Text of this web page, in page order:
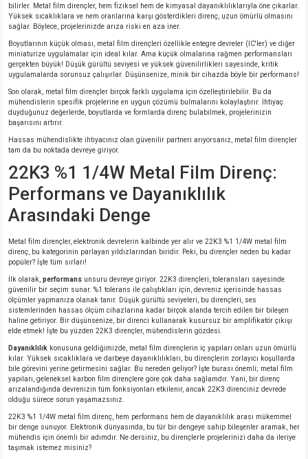
Tipi Kondansatör
Kondansatör
1206 Kılıf
402 Kılıf
603 Kılıf
805 Kılıf
Kılıf
Kılıf
bilirler. Metal film dirençler, hem fiziksel hem de kimyasal dayanıklılıklarıyla öne çıkarlar.
Yüksek sıcaklıklara ve nem oranlarına karşı gösterdikleri direnç, uzun ömürlü olmasını
sağlar. Böylece, projelerinizde arıza riski en aza iner.
Boyutlarının küçük olması, metal film dirençleri özellikle entegre devreler (IC'ler) ve diğer
miniaturize uygulamalar için ideal kılar. Ama küçük olmalarına rağmen performansları
gerçekten büyük! Düşük gürültü seviyesi ve yüksek güvenilirlikleri sayesinde, kritik
uygulamalarda sorunsuz çalışırlar. Düşünsenize, minik bir cihazda böyle bir performans!
Son olarak, metal film dirençler birçok farklı uygulama için özelleştirilebilir. Bu da
mühendislerin spesifik projelerine en uygun çözümü bulmalarını kolaylaştırır. İhtiyaç
duyduğunuz değerlerde, boyutlarda ve formlarda direnç bulabilmek, projelerinizin
başarısını artırır.
Hassas mühendislikte ihtiyacınız olan güvenilir partneri arıyorsanız, metal film dirençler
tam da bu noktada devreye giriyor.
22K3 %1 1/4W Metal Film Direnç:
Performans ve Dayanıklılık
Arasındaki Denge
Metal film dirençler, elektronik devrelerin kalbinde yer alır ve 22K3 %1 1/4W metal film
direnç, bu kategorinin parlayan yıldızlarından biridir. Peki, bu dirençler neden bu kadar
popüler? İşte tüm sırları!
İlk olarak, performans unsuru devreye giriyor. 22K3 dirençleri, toleransları sayesinde
güvenilir bir seçim sunar. %1 tolerans ile çalıştıkları için, devreniz içerisinde hassas
ölçümler yapmanıza olanak tanır. Düşük gürültü seviyeleri, bu dirençleri, ses
sistemlerinden hassas ölçüm cihazlarına kadar birçok alanda tercih edilen bir bileşen
haline getiriyor. Bir düşünsenize, bir direnci kullanarak kusursuz bir amplifikatör çıkışı
elde etmek! İşte bu yüzden 22K3 dirençler, mühendislerin gözdesi.
Dayanıklılık konusuna geldiğimizde, metal film dirençlerin iç yapıları onları uzun ömürlü
kılar. Yüksek sıcaklıklara ve darbeye dayanıklılıkları, bu dirençlerin zorlayıcı koşullarda
bile görevini yerine getirmesini sağlar. Bu nereden geliyor? İşte burası önemli; metal film
yapıları, geleneksel karbon film dirençlere göre çok daha sağlamdır. Yani, bir direnç
arızalandığında devrenizin tüm fonksiyonları etkilenir, ancak 22K3 direnciniz devrede
olduğu sürece sorun yaşamazsınız.
22K3 %1 1/4W metal film direnç, hem performans hem de dayanıklılık arası mükemmel
bir denge sunuyor. Elektronik dünyasında, bu tür bir dengeye sahip bileşenler aramak, her
mühendis için önemli bir adımdır. Ne dersiniz, bu dirençlerle projelerinizi daha da ileriye
taşımak istemez misiniz?